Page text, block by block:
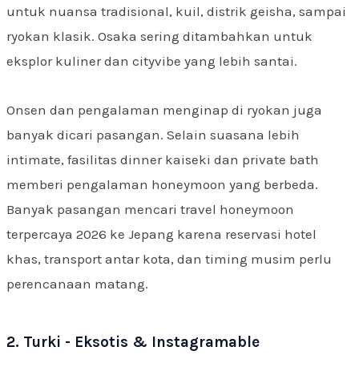
untuk nuansa tradisional, kuil, distrik geisha, sampai
ryokan klasik. Osaka sering ditambahkan untuk
eksplor kuliner dan cityvibe yang lebih santai.
Onsen dan pengalaman menginap di ryokan juga
banyak dicari pasangan. Selain suasana lebih
intimate, fasilitas dinner kaiseki dan private bath
memberi pengalaman honeymoon yang berbeda.
Banyak pasangan mencari travel honeymoon
terpercaya 2026 ke Jepang karena reservasi hotel
khas, transport antar kota, dan timing musim perlu
perencanaan matang.
2. Turki - Eksotis & Instagramable